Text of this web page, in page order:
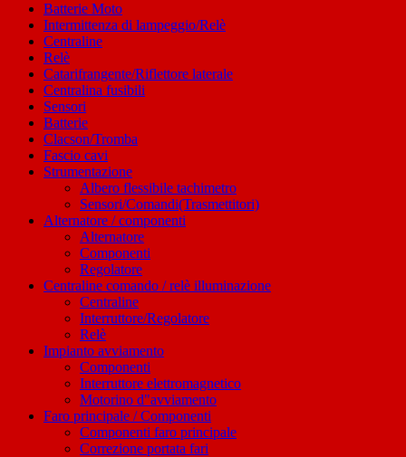
Batterie Moto
Intermittenza di lampeggio/Relè
Centraline
Relè
Catarifrangente/Riflettore laterale
Centralina fusibili
Sensori
Batterie
Clacson/Tromba
Fascio cavi
Strumentazione
Albero flessibile tachimetro
Sensori/Comandi(Trasmettitori)
Alternatore / componenti
Alternatore
Componenti
Regolatore
Centraline comando / relè illuminazione
Centraline
Interruttore/Regolatore
Relè
Impianto avviamento
Componenti
Interruttore elettromagnetico
Motorino d"avviamento
Faro principale / Componenti
Componenti faro principale
Correzione portata fari